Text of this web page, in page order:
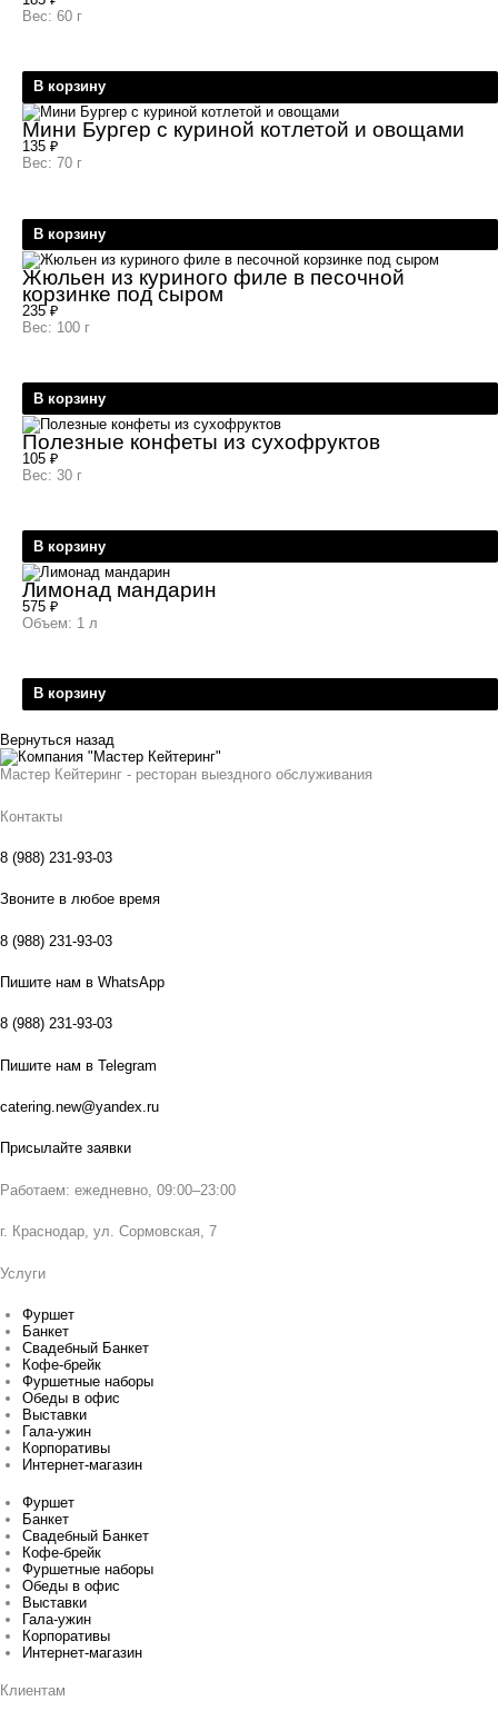
Вес: 60 г
В корзину
Мини Бургер с куриной котлетой и овощами
135 ₽
Вес: 70 г
В корзину
Жюльен из куриного филе в песочной
корзинке под сыром
235 ₽
Вес: 100 г
В корзину
Полезные конфеты из сухофруктов
105 ₽
Вес: 30 г
В корзину
Лимонад мандарин
575 ₽
Объем: 1 л
В корзину
Вернуться назад
Мастер Кейтеринг - ресторан выездного обслуживания
Контакты
8 (988) 231-93-03
Звоните в любое время
8 (988) 231-93-03
Пишите нам в WhatsApp
8 (988) 231-93-03
Пишите нам в Telegram
catering.new@yandex.ru
Присылайте заявки
Работаем: ежедневно, 09:00–23:00
г. Краснодар, ул. Сормовская, 7
Услуги
Фуршет
Банкет
Свадебный Банкет
Кофе-брейк
Фуршетные наборы
Обеды в офис
Выставки
Гала-ужин
Корпоративы
Интернет-магазин
Фуршет
Банкет
Свадебный Банкет
Кофе-брейк
Фуршетные наборы
Обеды в офис
Выставки
Гала-ужин
Корпоративы
Интернет-магазин
Клиентам